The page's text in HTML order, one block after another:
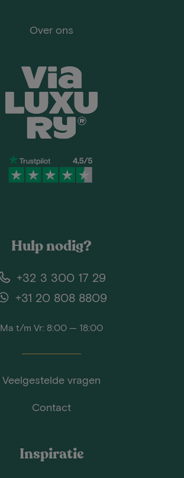
Over ons
Hulp nodig?
+32 3 300 17 29
+31 20 808 8809
Ma t/m Vr: 8:00 — 18:00
Veelgestelde vragen
Contact
Inspiratie